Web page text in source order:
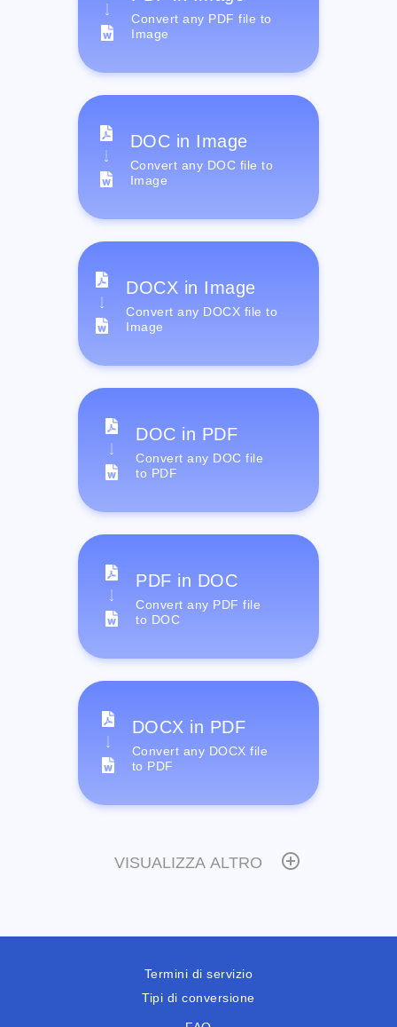
Convert any PDF file to
Image
DOC in Image
Convert any DOC file to
Image
DOCX in Image
Convert any DOCX file to
Image
DOC in PDF
Convert any DOC file
to PDF
PDF in DOC
Convert any PDF file
to DOC
DOCX in PDF
Convert any DOCX file
to PDF
VISUALIZZA ALTRO
Termini di servizio
Tipi di conversione